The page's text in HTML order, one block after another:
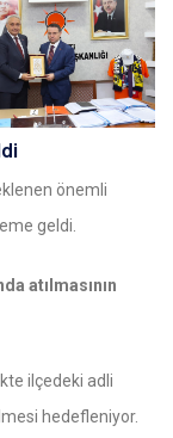
önemli
geldi.
atılmasının
ilçedeki adli
hedefleniyor.